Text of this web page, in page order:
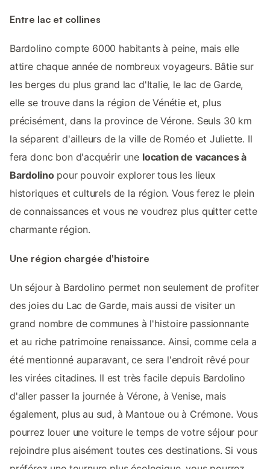
Entre lac et collines
Bardolino compte 6000 habitants à peine, mais elle
attire chaque année de nombreux voyageurs. Bâtie sur
les berges du plus grand lac d'Italie, le lac de Garde,
elle se trouve dans la région de Vénétie et, plus
précisément, dans la province de Vérone. Seuls 30 km
la séparent d'ailleurs de la ville de Roméo et Juliette. Il
fera donc bon d'acquérir une location de vacances à
Bardolinopour pouvoir explorer tous les lieux
historiques et culturels de la région. Vous ferez le plein
de connaissances et vous ne voudrez plus quitter cette
charmante région.
Une région chargée d'histoire
Un séjour à Bardolino permet non seulement de profiter
des joies du Lac de Garde, mais aussi de visiter un
grand nombre de communes à l'histoire passionnante
et au riche patrimoine renaissance. Ainsi, comme cela a
été mentionné auparavant, ce sera l'endroit rêvé pour
les virées citadines. Il est très facile depuis Bardolino
d'aller passer la journée à Vérone, à Venise, mais
également, plus au sud, à Mantoue ou à Crémone. Vous
pourrez louer une voiture le temps de votre séjour pour
rejoindre plus aisément toutes ces destinations. Si vous